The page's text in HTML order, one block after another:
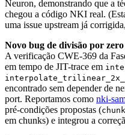
Neuron, demonstrando que a
chegou a código NKI real.
uma issue upstream já
Novo bug de divisão por
A verificação CWE-369 da
em tempo de JIT-trace em
encontrado sem depender de
port. Reportamos como nki-
pré-condições propostas (
em chunks) e integrou a